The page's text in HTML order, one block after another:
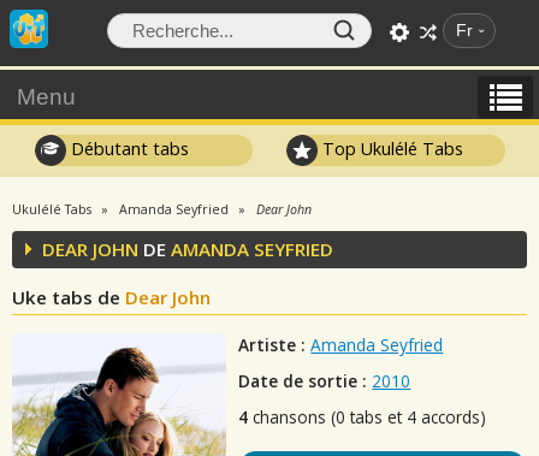
Fr
Menu
Débutant tabs Top Ukulélé Tabs
Ukulélé Tabs Amanda Seyfried Dear John
DEAR JOHN DE AMANDA SEYFRIED
Uke tabs de Dear John
Artiste : Amanda Seyfried
Date de sortie : 2010
4 chansons (0 tabs et 4 accords)